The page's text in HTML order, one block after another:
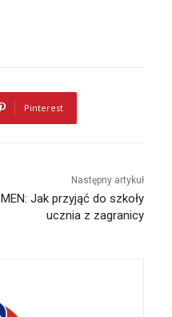
Pinterest
Następny artykuł
MEN: Jak przyjąć do szkoły
ucznia z zagranicy